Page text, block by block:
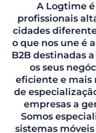
A Logtime
profissionais
cidades
o que nos une é
B2B destinadas
os seus
eficiente e mais
de
empresas a
Somos
sistemas